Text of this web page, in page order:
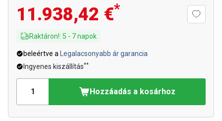
11.938,42 €*
Raktáron!: 5 - 7napok
beleértve a
Legalacsonyabb ár garancia
Ingyenes kiszállítás**
Hozzáadás a kosárhoz